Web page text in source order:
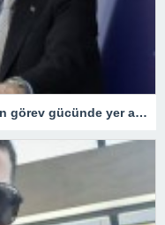
Cumhurbaşkanı Erdoğan: Gazze için görev gücünde yer alacağız.